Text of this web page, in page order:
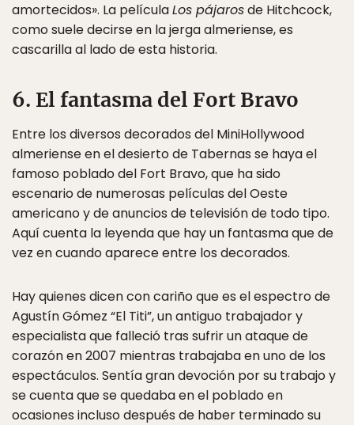
amortecidos». La películaLos pájarosde Hitchcock,
como suele decirse en la jerga almeriense, es
cascarilla al lado de esta historia.
6. El fantasma del Fort Bravo
Entre los diversos decorados del MiniHollywood
almeriense en el desierto de Tabernas se haya el
famoso poblado del Fort Bravo, que ha sido
escenario de numerosas películas del Oeste
americano y de anuncios de televisión de todo tipo.
Aquí cuenta la leyenda que hay un fantasma que de
vez en cuando aparece entre los decorados.
Hay quienes dicen con cariño que es el espectro de
Agustín Gómez “El Titi”, un antiguo trabajador y
especialista que falleció tras sufrir un ataque de
corazón en 2007 mientras trabajaba en uno de los
espectáculos. Sentía gran devoción por su trabajo y
se cuenta que se quedaba en el poblado en
ocasiones incluso después de haber terminado su